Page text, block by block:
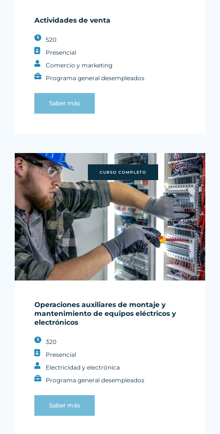
Actividades de venta
520
Presencial
Comercio y marketing
Programa general desempleados
Saber más
CURSO COMPLETO
Operaciones auxiliares de montaje y
mantenimiento de equipos eléctricos y
electrónicos
320
Presencial
Electricidad y electrónica
Programa general desempleados
Saber más